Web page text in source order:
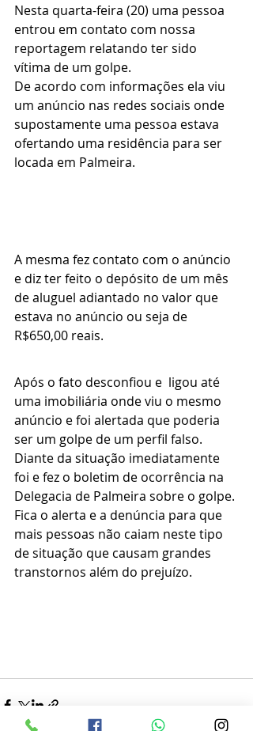
Nesta quarta-feira (20) uma pessoa
entrou em contato com nossa
reportagem relatando ter sido
vítima de um golpe.
De acordo com informações ela viu
um anúncio nas redes sociais onde
supostamente uma pessoa estava
ofertando uma residência para ser
locada em Palmeira.
A mesma fez contato com o anúncio
e diz ter feito o depósito de um mês
de aluguel adiantado no valor que
estava no anúncio ou seja de
R$650,00 reais.
Após o fato desconfiou e  ligou até
uma imobiliária onde viu o mesmo
anúncio e foi alertada que poderia
ser um golpe de um perfil falso.
Diante da situação imediatamente
foi e fez o boletim de ocorrência na
Delegacia de Palmeira sobre o golpe.
Fica o alerta e a denúncia para que
mais pessoas não caiam neste tipo
de situação que causam grandes
transtornos além do prejuízo.